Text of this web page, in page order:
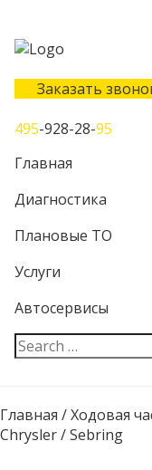
Заказать
495-928-28-95
Главная
Диагностика
Плановые ТО
Услуги
Автосервисы
Главная /Ходовая
Chrysler/Sebring